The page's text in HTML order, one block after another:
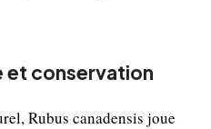
et conservation
Rubus canadensis joue